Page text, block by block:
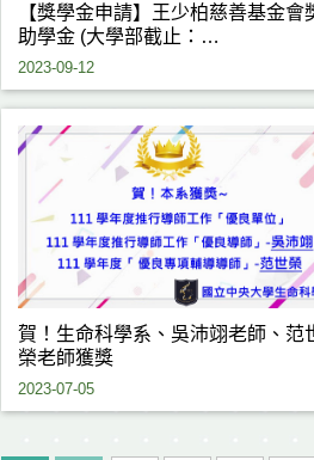
【獎學金申請】王少柏慈善基金會
助學金 (大學部截止：
112/9/15(五)12:00前)
2023-09-12
賀！生命科學系、吳沛翊老師、范
榮老師獲獎
2023-07-05